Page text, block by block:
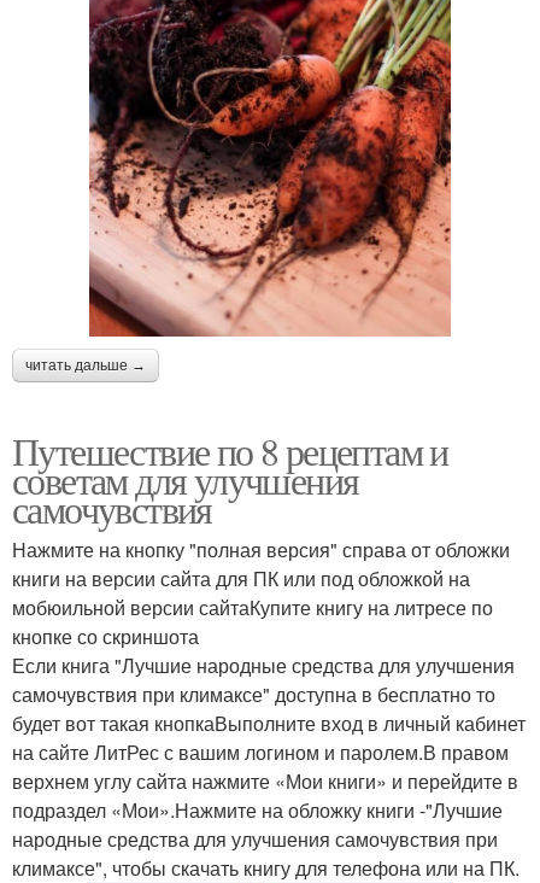
читать дальше →
Путешествие по 8 рецептам и
советам для улучшения
самочувствия
Нажмите на кнопку "полная версия" справа от обложки
книги на версии сайта для ПК или под обложкой на
мобюильной версии сайтаКупите книгу на литресе по
кнопке со скриншота
Если книга "Лучшие народные средства для улучшения
самочувствия при климаксе" доступна в бесплатно то
будет вот такая кнопкаВыполните вход в личный кабинет
на сайте ЛитРес с вашим логином и паролем.В правом
верхнем углу сайта нажмите «Мои книги» и перейдите в
подраздел «Мои».Нажмите на обложку книги -"Лучшие
народные средства для улучшения самочувствия при
климаксе", чтобы скачать книгу для телефона или на ПК.